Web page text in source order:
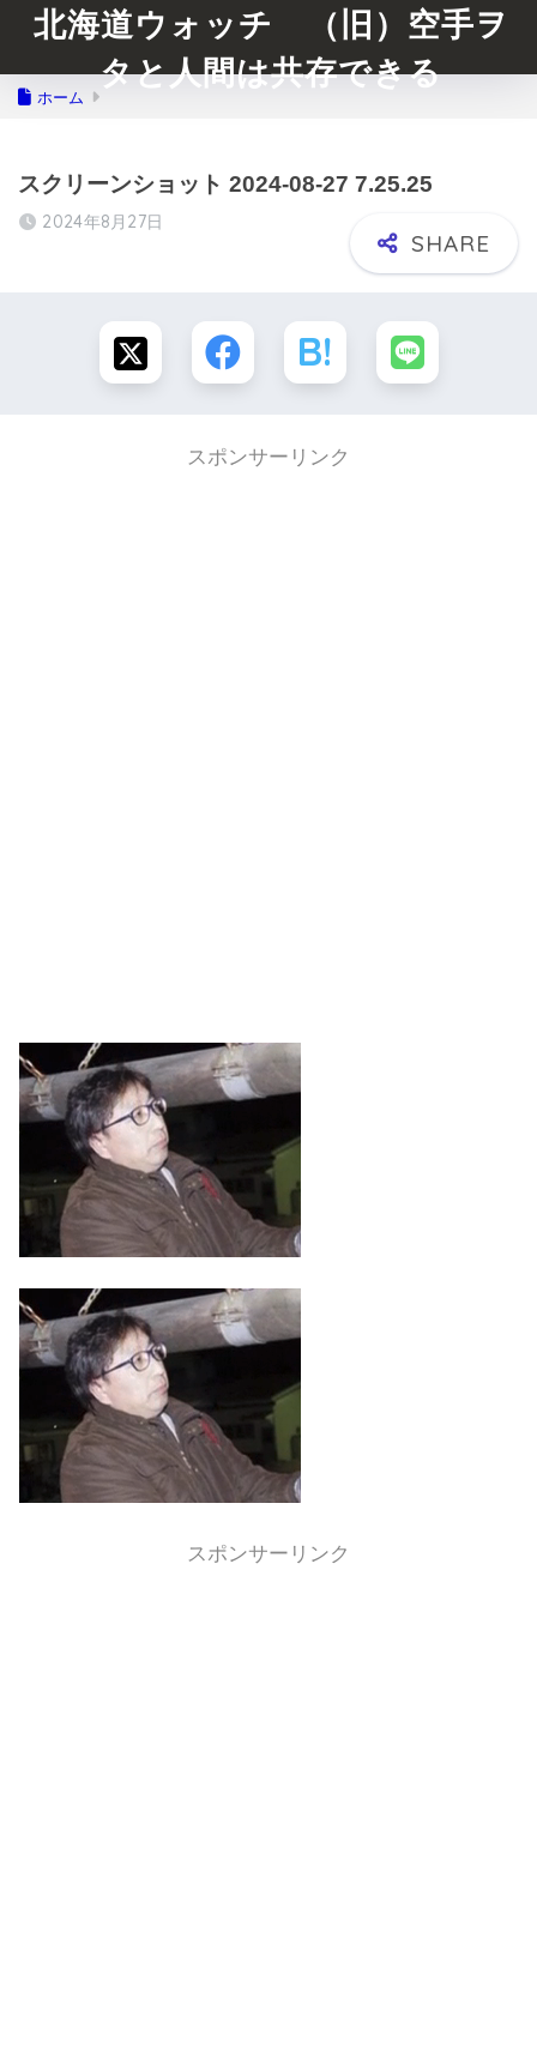
北海道ウォッチ （旧）空手ヲ
タと人間は共存できる
ホーム
スクリーンショット 2024-08-27 7.25.25
2024年8月27日
スポンサーリンク
スポンサーリンク